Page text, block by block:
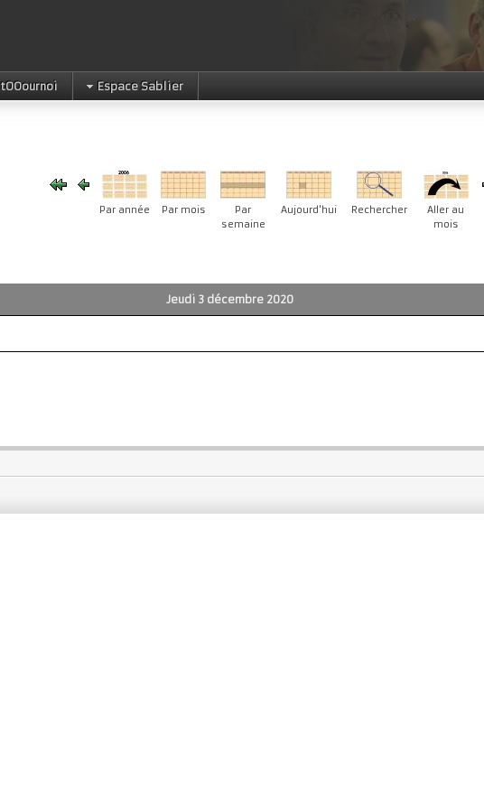
tOOournoi Espace Sablier
Par année Par mois
Par
semaine
Aujourd'hui Rechercher
Aller au
mois
Jeudi 3 décembre 2020